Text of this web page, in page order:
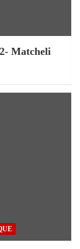
Matcheli